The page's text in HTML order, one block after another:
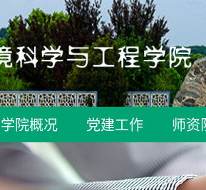
学院概况 党建工作 师资